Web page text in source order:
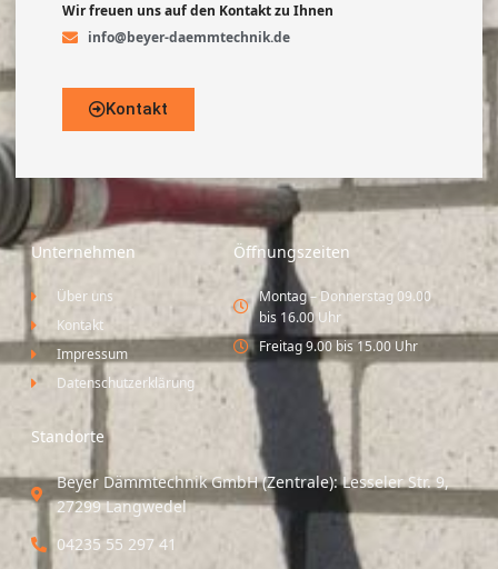
Wir freuen uns auf den Kontakt zu Ihnen
info@beyer-daemmtechnik.de
Kontakt
Unternehmen
Über uns
Kontakt
Impressum
Datenschutzerklärung
Öffnungszeiten
Montag – Donnerstag 09.00
bis 16.00 Uhr
Freitag 9.00 bis 15.00 Uhr
Standorte
Beyer Dämmtechnik GmbH (Zentrale): Lesseler Str. 9,
27299 Langwedel
04235 55 297 41